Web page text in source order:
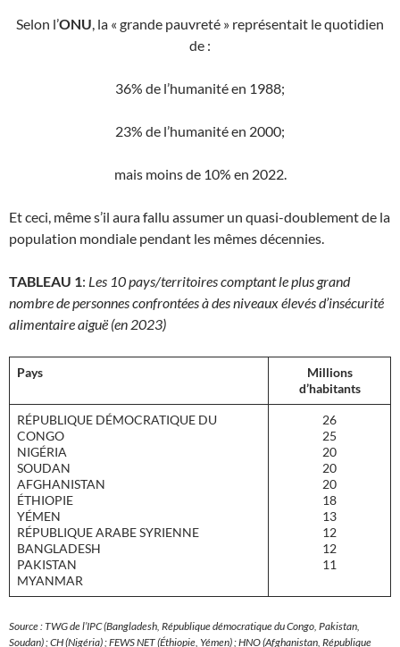
Selon l’ONU, la « grande pauvreté » représentait le quotidien
de :
36% de l’humanité en 1988;
23% de l’humanité en 2000;
mais moins de 10% en 2022.
Et ceci, même s’il aura fallu assumer un quasi-doublement de la
population mondiale pendant les mêmes décennies.
TABLEAU 1: Les 10 pays/territoires comptant le plus grand
nombre de personnes confrontées à des niveaux élevés d’insécurité
alimentaire aiguë (en 2023)
Pays
Millions
d’habitants
RÉPUBLIQUE DÉMOCRATIQUE DU
CONGO
NIGÉRIA
SOUDAN
AFGHANISTAN
ÉTHIOPIE
YÉMEN
RÉPUBLIQUE ARABE SYRIENNE
BANGLADESH
PAKISTAN
MYANMAR
26
25
20
20
20
18
13
12
12
11
Source : TWG de l’IPC (Bangladesh, République démocratique du Congo, Pakistan,
Soudan) ; CH (Nigéria) ; FEWS NET (Éthiopie, Yémen) ; HNO (Afghanistan, République